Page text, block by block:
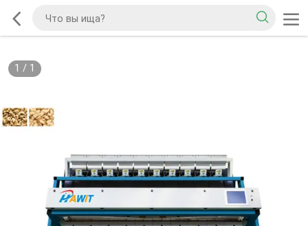
1 / 1